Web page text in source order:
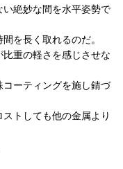
絶妙な間を水平姿勢で
を長く取れるのだ。
重の軽さを感じさせな
ーティングを施し錆づ
トしても他の金属より